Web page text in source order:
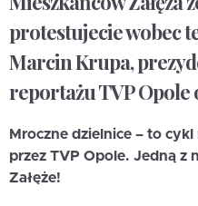
protestujecie wobec
Marcin Krupa,
reportażu TVP Opole
Mroczne dzielnice – to
przez TVP Opole. Jedną z
Załęże!